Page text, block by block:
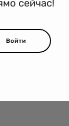
сейчас!
Войти